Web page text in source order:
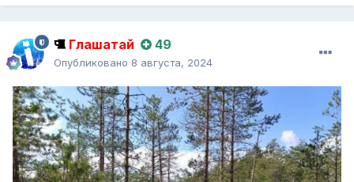
Глашатай 49
Опубликовано 8 августа, 2024